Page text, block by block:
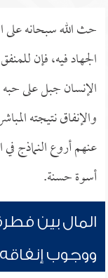
حث الله سبحانه
الجهاد فيه، فإن
الإنسان جبل على حبه
والإنفاق نتيجته
عنهم أروع النماذج في
أسوة حسنة.
المال بين
ووجوب